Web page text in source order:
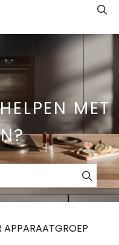
MET
APPARAATGROEP